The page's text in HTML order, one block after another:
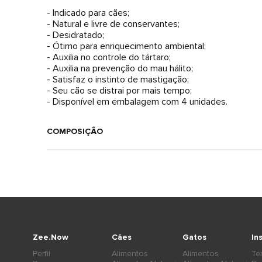
- Indicado para cães;
- Natural e livre de conservantes;
- Desidratado;
- Ótimo para enriquecimento ambiental;
- Auxilia no controle do tártaro;
- Auxilia na prevenção do mau hálito;
- Satisfaz o instinto de mastigação;
- Seu cão se distrai por mais tempo;
- Disponível em embalagem com 4 unidades.
COMPOSIÇÃO
Cães
Alimentos
Gatos
Alimentos
Zee.Now
Perfil